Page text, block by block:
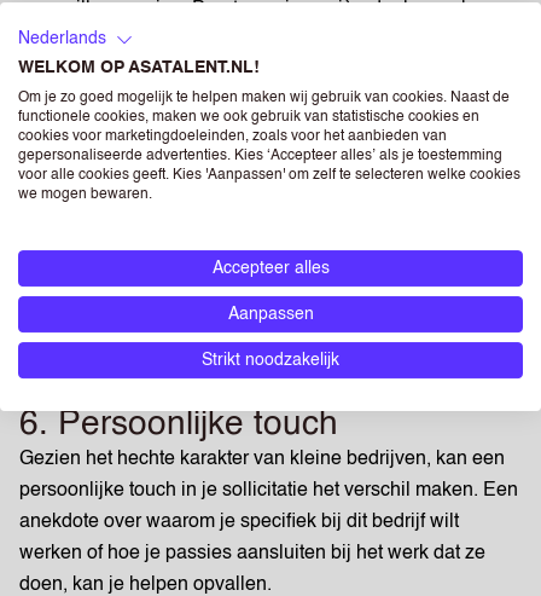
deze passen binnen de groei van het bedrijf. Dit toont niet
alleen je ambitie, maar ook je commitment aan het bedrijf
op lange termijn.
5. Bereid vragen voor
Toon je interesse in het bedrijf door zelf vragen te stellen.
bedrijf, de bedrijfscultuur, of specifieke projecten waar je
mogelijk aan zou werken. Dit laat zien dat je serieus
nadenkt over hoe je kunt bijdragen aan het succes van het
6. Persoonlijke touch
Gezien het hechte karakter van kleine bedrijven, kan een
persoonlijke touch in je sollicitatie het verschil maken. Een
anekdote over waarom je specifiek bij dit bedrijf wilt
werken of hoe je passies aansluiten bij het werk dat ze
doen, kan je helpen opvallen.
Nederlands
WELKOM OP ASATALENT.NL!
Om je zo goed mogelijk te helpen maken wij gebruik van cookies. Naast de
functionele cookies, maken we ook gebruik van statistische cookies en
cookies voor marketingdoeleinden, zoals voor het aanbieden van
gepersonaliseerde advertenties. Kies ‘Accepteer alles’ als je toestemming
voor alle cookies geeft. Kies 'Aanpassen' om zelf te selecteren welke cookies
we mogen bewaren.
Accepteer alles
Aanpassen
Strikt noodzakelijk